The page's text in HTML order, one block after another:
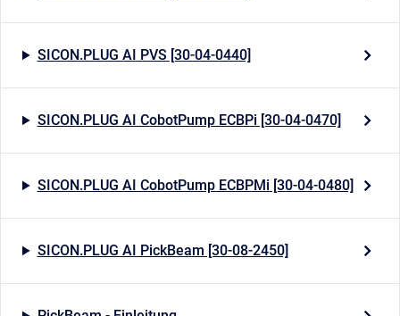
SICON.PLUG AI PVS [30-04-0440]
SICON.PLUG AI CobotPump ECBPi [30-04-0470]
SICON.PLUG AI CobotPump ECBPMi [30-04-0480]
SICON.PLUG AI PickBeam [30-08-2450]